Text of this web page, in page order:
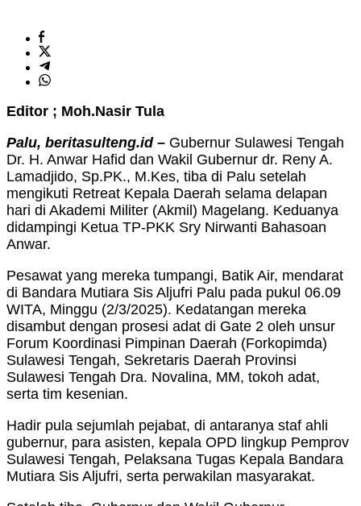
Editor ; Moh.Nasir Tula
Palu, beritasulteng.id – Gubernur Sulawesi Tengah
Dr. H. Anwar Hafid dan Wakil Gubernur dr. Reny A.
Lamadjido, Sp.PK., M.Kes, tiba di Palu setelah
mengikuti Retreat Kepala Daerah selama delapan
hari di Akademi Militer (Akmil) Magelang. Keduanya
didampingi Ketua TP-PKK Sry Nirwanti Bahasoan
Anwar.
Pesawat yang mereka tumpangi, Batik Air, mendarat
di Bandara Mutiara Sis Aljufri Palu pada pukul 06.09
WITA, Minggu (2/3/2025). Kedatangan mereka
disambut dengan prosesi adat di Gate 2 oleh unsur
Forum Koordinasi Pimpinan Daerah (Forkopimda)
Sulawesi Tengah, Sekretaris Daerah Provinsi
Sulawesi Tengah Dra. Novalina, MM, tokoh adat,
serta tim kesenian.
Hadir pula sejumlah pejabat, di antaranya staf ahli
gubernur, para asisten, kepala OPD lingkup Pemprov
Sulawesi Tengah, Pelaksana Tugas Kepala Bandara
Mutiara Sis Aljufri, serta perwakilan masyarakat.